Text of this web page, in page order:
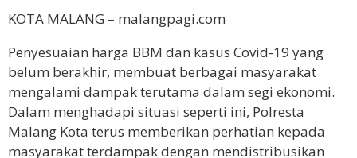
KOTA MALANG – malangpagi.com
Penyesuaian harga BBM dan kasus Covid-19 yang
belum berakhir, membuat berbagai masyarakat
mengalami dampak terutama dalam segi ekonomi.
Dalam menghadapi situasi seperti ini, Polresta
Malang Kota terus memberikan perhatian kepada
masyarakat terdampak dengan mendistribusikan